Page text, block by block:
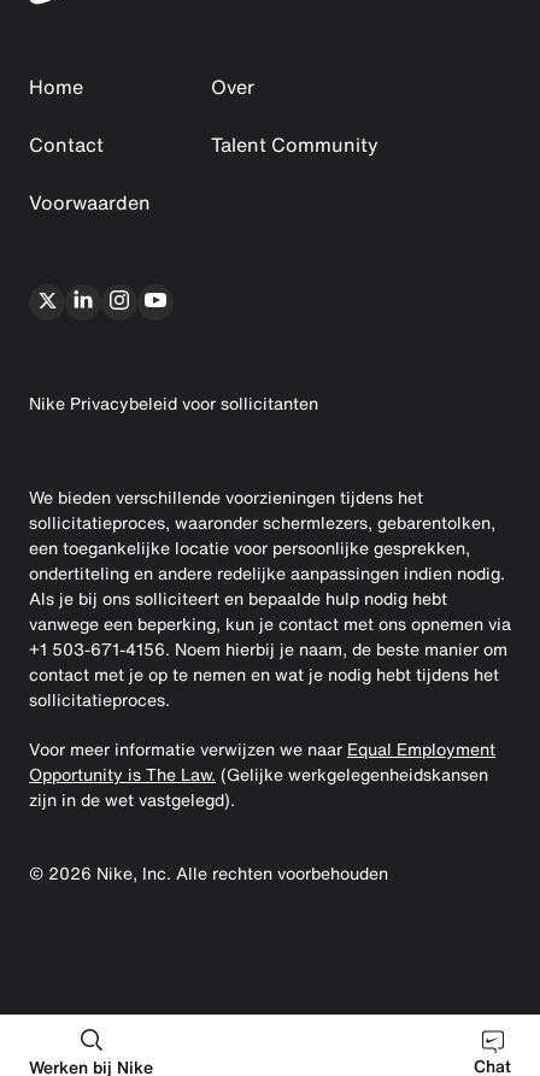
Home
Over
Contact
Talent Community
Voorwaarden
Nike Privacybeleid voor sollicitanten
We bieden verschillende voorzieningen tijdens het
sollicitatieproces, waaronder schermlezers, gebarentolken,
een toegankelijke locatie voor persoonlijke gesprekken,
ondertiteling en andere redelijke aanpassingen indien nodig.
Als je bij ons solliciteert en bepaalde hulp nodig hebt
vanwege een beperking, kun je contact met ons opnemen via
+1 503-671-4156. Noem hierbij je naam, de beste manier om
contact met je op te nemen en wat je nodig hebt tijdens het
sollicitatieproces.
Voor meer informatie verwijzen we naar Equal Employment
Opportunity is The Law. (Gelijke werkgelegenheidskansen
zijn in de wet vastgelegd).
© 2026 Nike, Inc. Alle rechten voorbehouden
Werken bij Nike Chat